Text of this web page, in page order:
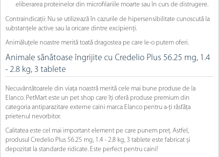
eliberarea proteinelor din microfilariile moarte sau în curs de distrugere.
Contraindicații: Nu se utilizează în cazurile de hipersensibilitate cunoscută la
substanțele active sau la oricare dintre excipienți.
Animăluțele noastre merită toată dragostea pe care le-o putem oferi.
Animale sănătoase îngrijite cu Credelio Plus 56.25 mg, 1.4
- 2.8 kg, 3 tablete
Necuvântătoarele din viața noastră merită cele mai bune produse de la
Elanco. PetMart este un pet shop care îți oferă produse premium din
categoria antiparazitare externe caini marca Elanco pentru a-ți răsfăța
prietenul nevorbitor.
Calitatea este cel mai important element pe care punem preț. Astfel,
produsul Credelio Plus 56.25 mg, 1.4 - 2.8 kg, 3 tablete este fabricat și
depozitat la standarde ridicate. Este perfect pentru caini!